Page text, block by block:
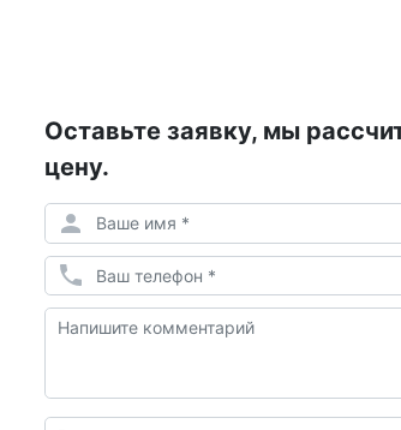
Оставьте заявку, мы
цену.